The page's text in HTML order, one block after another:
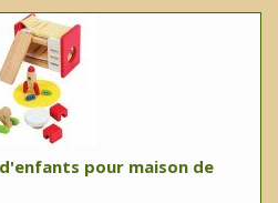
pour maison de